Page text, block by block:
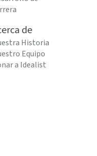
de
Historia
Equipo
a Idealist